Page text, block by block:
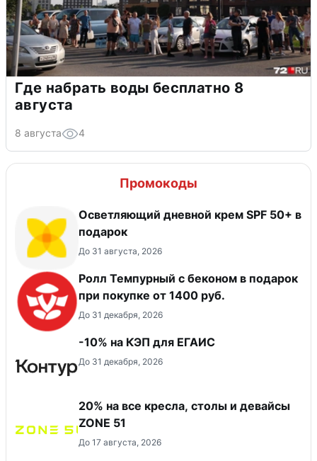
Где набрать воды бесплатно 8
августа
8 августа 4
Промокоды
Осветляющий дневной крем SPF 50+ в
подарок
До 31 августа, 2026
Ролл Темпурный с беконом в подарок
при покупке от 1400 руб.
До 31 декабря, 2026
-10% на КЭП для ЕГАИС
До 31 декабря, 2026
20% на все кресла, столы и девайсы
ZONE 51
До 17 августа, 2026